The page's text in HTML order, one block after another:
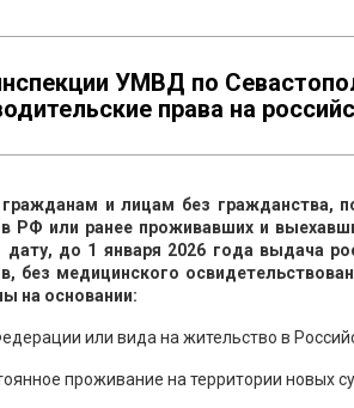
УМВД по
права на
и лицам без гражданства,
РФ или ранее проживавших и
до 1 января 2026 года выдача
без медицинского
на основании:
или вида на жительство в
проживание на территории новых